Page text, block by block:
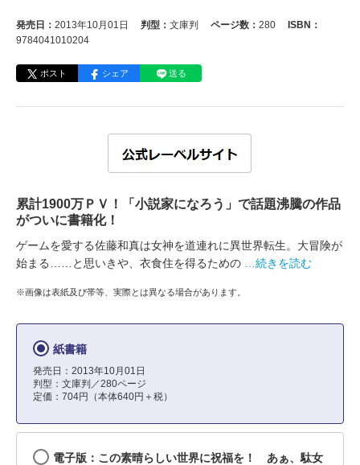
発売日： 2013年10月01日 判型： 文庫判 ページ数： 280
ISBN：
9784041010204
ポスト シェア 送る
累計1900万ＰＶ！「小説家になろう」で話題沸騰の作品
がついに書籍化！
ゲームを愛する佐藤和真は女神を道連れに異世界転生。大冒険が
始まる……と思いきや、衣食住を得るための
…続きを読む
※画像は表紙及び帯等、実際とは異なる場合があります。
紙書籍
発売日：2013年10月01日
判型：文庫判／280ページ
定価：704円（本体640円＋税）
電子版：この素晴らしい世界に祝福を！ あぁ、駄女